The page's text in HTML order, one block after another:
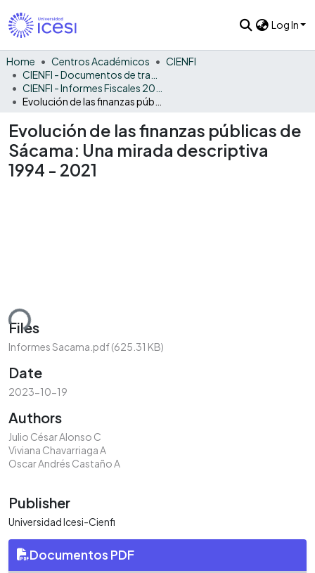
Log In
Home Centros Académicos
CIENFI
Evolución de las finanzas públicas de
Sácama: Una mirada descriptiva
1994 - 2021
Files
Informes Sacama.pdf(625.31 KB)
Date
2023-10-19
Authors
Julio César Alonso C
Viviana Chavarriaga A
Oscar Andrés Castaño A
Publisher
Universidad Icesi-Cienfi
Documentos PDF